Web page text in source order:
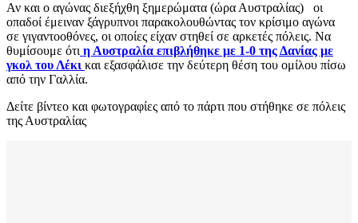
Αν και ο αγώνας διεξήχθη ξημερώματα (ώρα Αυστραλίας) οι
οπαδοί έμειναν ξάγρυπνοι παρακολουθώντας τον κρίσιμο αγώνα
σε γιγαντοοθόνες, οι οποίες είχαν στηθεί σε αρκετές πόλεις. Να
θυμίσουμε ότι η Αυστραλία επιβλήθηκε με 1-0 της Δανίας με
γκολ του Λέκι και εξασφάλισε την δεύτερη θέση του ομίλου πίσω
από την Γαλλία.
Δείτε βίντεο και φωτογραφίες από το πάρτι που στήθηκε σε πόλεις
της Αυστραλίας